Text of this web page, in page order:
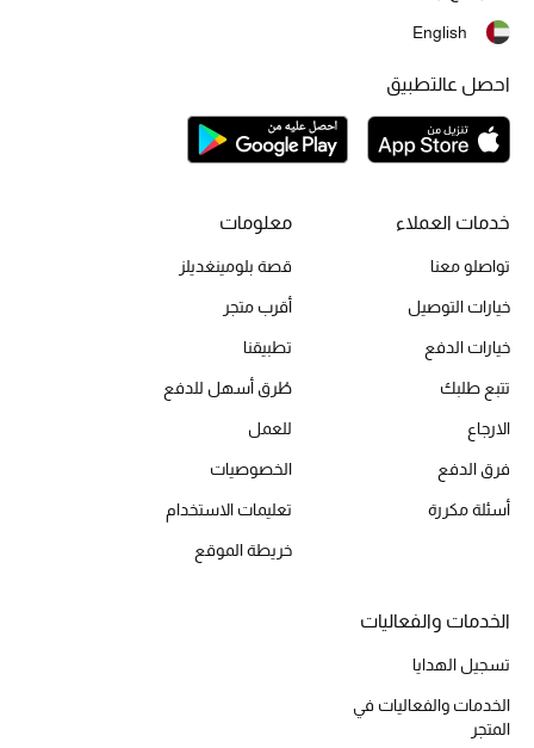
خدمات العملاء
تواصلو معنا
خيارات التوصيل
خيارات الدفع
تتبع طلبك
الارجاع
فرق الدفع
أسئلة مكررة
معلومات
قصة بلومينغديلز
أقرب متجر
تطبيقنا
طُرق أسهل للدفع
للعمل
الخصوصيات
تعليمات الاستخدام
خريطة الموقع
الخدمات والفعاليات
تسجيل الهدايا
الخدمات والفعاليات في
المتجر
English
احصل عالتطبيق